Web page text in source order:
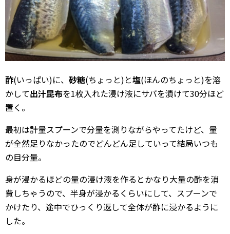
酢(いっぱい)に、 砂糖(ちょっと)と塩(ほんのちょっと)を溶
かして出汁昆布を1枚入れた浸け液にサバを漬けて30分ほど
置く。
最初は計量スプーンで分量を測りながらやってたけど、量
が全然足りなかったのでどんどん足していって結局いつも
の目分量。
身が浸かるほどの量の浸け液を作るとかなり大量の酢を消
費しちゃうので、半身が浸かるくらいにして、スプーンで
かけたり、途中でひっくり返して全体が酢に浸かるように
した。